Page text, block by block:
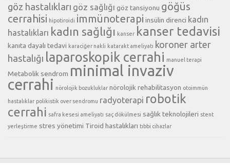
göz hastalıkları göz sağlığı göz tansiyonu göğüs
cerrahisi hipotiroidi immünoterapi insülin direnci kadın
hastalıkları kadın sağlığı kanser kanser tedavisi
kanıta dayalı tedavi karaciğer nakli katarakt ameliyatı koroner arter
hastalığı laparoskopik cerrahi manuel terapi
Metabolik sendrom minimal invaziv
cerrahi nörolojik bozukluklar nörolojik rehabilitasyon otoimmün
hastalıklar polikistik over sendromu radyoterapi robotik
cerrahi safra kesesi ameliyatı saç dökülmesi sağlık teknolojileri stent
yerleştirme stres yönetimi Tiroid hastalıkları tıbbi cihazlar